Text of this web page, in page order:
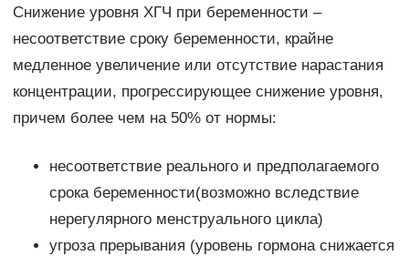
Снижение уровня ХГЧ при беременности –
несоответствие сроку беременности, крайне
медленное увеличение или отсутствие нарастания
концентрации, прогрессирующее снижение уровня,
причем более чем на 50% от нормы:
несоответствие реального и предполагаемого
срока беременности(возможно вследствие
нерегулярного менструального цикла)
угроза прерывания (уровень гормона снижается